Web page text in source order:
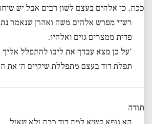
ככה. כי אלהים בעצם לשון רבים אבל יש
רש״י מפרש אלהים משה ואהרן שנאמר
פדית ממצרים גוים ואלהיו.
‘על כן מצא עבדך את ליבו להתפלל אליך
תפלת דוד בעצם מתפללת שיקיים ה׳
תודה